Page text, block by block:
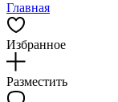
Главная
Избранное
Разместить